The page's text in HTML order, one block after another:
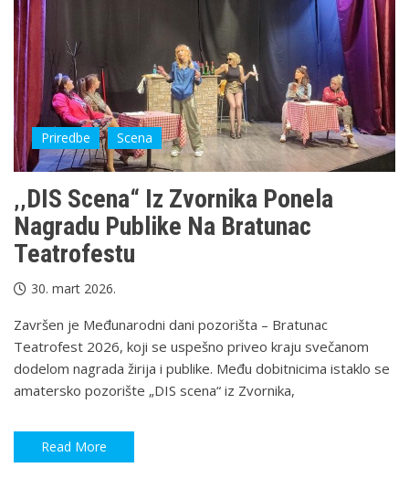
Priredbe Scena
‚‚DIS Scena“ Iz Zvornika Ponela
Nagradu Publike Na Bratunac
Teatrofestu
30. mart 2026.
Završen je Međunarodni dani pozorišta – Bratunac
Teatrofest 2026, koji se uspešno priveo kraju svečanom
dodelom nagrada žirija i publike. Među dobitnicima istaklo se
amatersko pozorište „DIS scena“ iz Zvornika,
Read More